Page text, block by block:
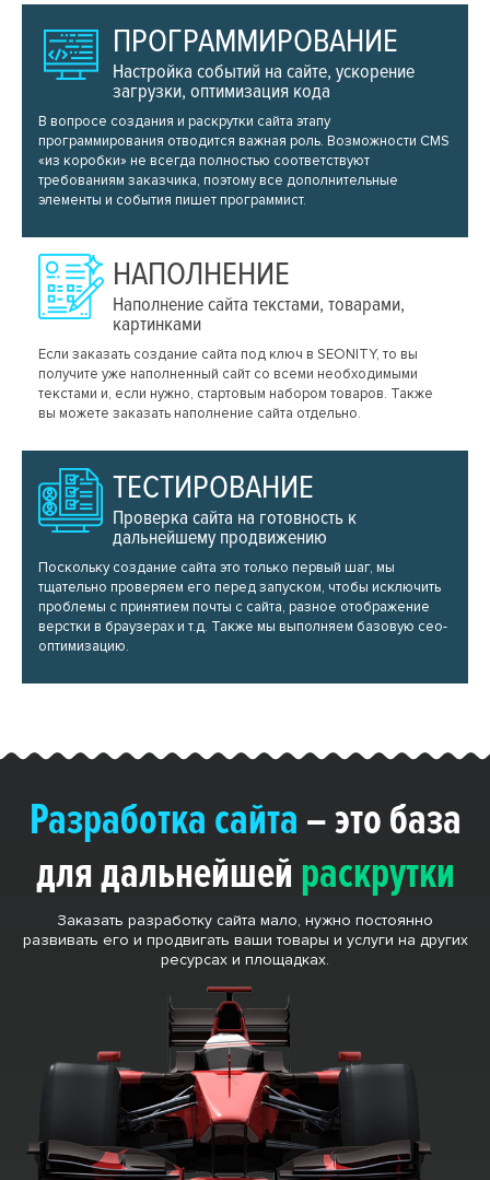
ПРОГРАММИРОВАНИЕ
Настройка событий на сайте, ускорение
загрузки, оптимизация кода
В вопросе создания и раскрутки сайта этапу
программирования отводится важная роль. Возможности CMS
«из коробки» не всегда полностью соответствуют
требованиям заказчика, поэтому все дополнительные
элементы и события пишет программист.
НАПОЛНЕНИЕ
Наполнение сайта текстами, товарами,
картинками
Если заказать создание сайта под ключ в SEONITY, то вы
получите уже наполненный сайт со всеми необходимыми
текстами и, если нужно, стартовым набором товаров. Также
вы можете заказать наполнение сайта отдельно.
ТЕСТИРОВАНИЕ
Проверка сайта на готовность к
дальнейшему продвижению
Поскольку создание сайта это только первый шаг, мы
тщательно проверяем его перед запуском, чтобы исключить
проблемы с принятием почты с сайта, разное отображение
верстки в браузерах и т.д. Также мы выполняем базовую сео-
оптимизацию.
Разработка сайта – это база
для дальнейшей раскрутки
Заказать разработку сайта мало, нужно постоянно
развивать его и продвигать ваши товары и услуги на других
ресурсах и площадках.